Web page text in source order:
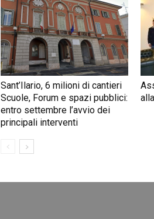
Sant’Ilario, 6 milioni di cantieri
Scuole, Forum e spazi pubblici:
entro settembre l’avvio dei
principali interventi